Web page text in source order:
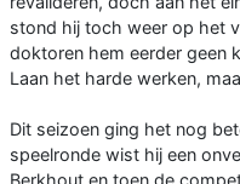
stond hij toch weer op het
doktoren hem eerder geen
Laan het harde werken,
Dit seizoen ging het nog
speelronde wist hij een
Berkhout en toen de